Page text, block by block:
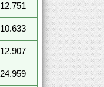
12.751
10.633
12.907
24.959